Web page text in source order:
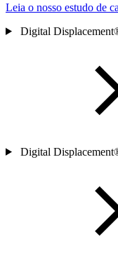
Leia o nosso estudo de
Digital
Digital